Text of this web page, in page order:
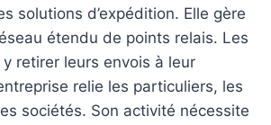
solutions d’expédition. Elle gère
étendu de points relais. Les
retirer leurs envois à leur
relie les particuliers, les
sociétés. Son activité nécessite